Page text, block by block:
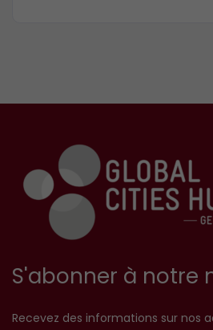
S'abonner à notre
Recevez des informations sur nos